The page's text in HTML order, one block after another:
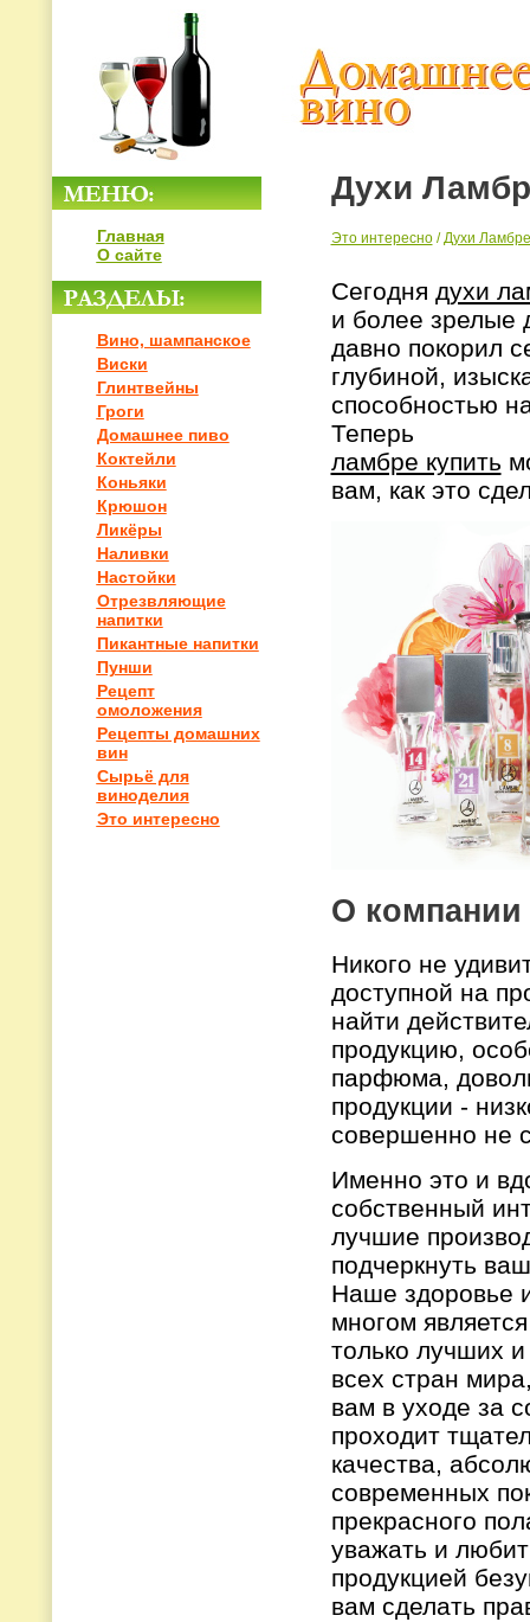
Главная
О сайте
Вино, шампанское
Виски
Глинтвейны
Гроги
Домашнее пиво
Коктейли
Коньяки
Крюшон
Ликёры
Наливки
Настойки
Отрезвляющие
напитки
Пикантные напитки
Пунши
Рецепт
омоложения
Рецепты домашних
вин
Сырьё для
виноделия
Это интересно
Духи
Это интересно/ Духи
Сегодня духи
и более зрелые
давно покорил
глубиной,
способностью
Теперь
ламбре купить
вам, как это
О компании
Никого не
доступной на
найти
продукцию,
парфюма,
продукции -
совершенно не
Именно это и
собственный
лучшие
подчеркнуть
Наше здоровье
многом
только лучших
всех стран
вам в уходе за
проходит
качества,
современных
прекрасного
уважать и
продукцией
вам сделать